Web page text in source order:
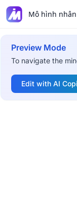
Preview Mode
To navigate the
Edit with AI